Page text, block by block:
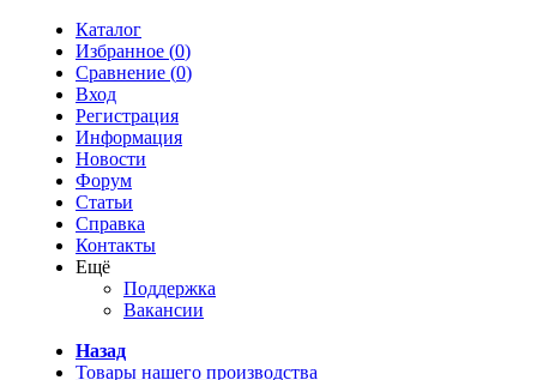
Каталог
Избранное (0)
Сравнение (0)
Вход
Регистрация
Информация
Новости
Форум
Статьи
Справка
Контакты
Ещё
Поддержка
Вакансии
Назад
Товары нашего производства